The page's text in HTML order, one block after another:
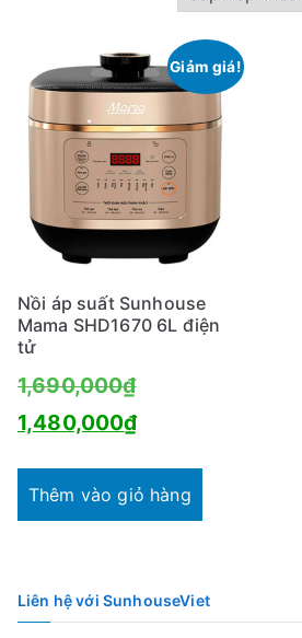
Giảm giá!
Nồi áp suất Sunhouse
Mama SHD1670 6L điện
tử
1,690,000₫Giá
gốc
1,690,000₫.
1,480,000₫Giá
tại
Thêm vào giỏ hàng
Liên hệ với SunhouseViet